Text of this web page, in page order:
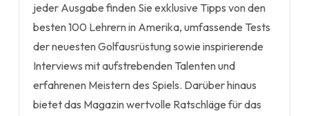
jeder Ausgabe finden Sie exklusive Tipps von den
besten 100 Lehrern in Amerika, umfassende Tests
der neuesten Golfausrüstung sowie inspirierende
Interviews mit aufstrebenden Talenten und
erfahrenen Meistern des Spiels. Darüber hinaus
bietet das Magazin wertvolle Ratschläge für das